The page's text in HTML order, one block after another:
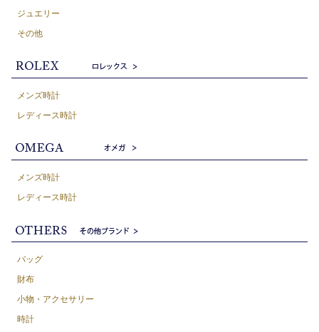
ジュエリー
その他
メンズ時計
レディース時計
メンズ時計
レディース時計
バッグ
財布
小物・アクセサリー
時計